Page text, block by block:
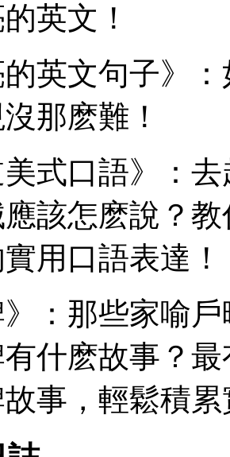
英文！
的英文句子》
那麽難！
美式口語》：
該怎麽說？
用口語表達！
》：那些家喻
什麽故事？
事，輕鬆積